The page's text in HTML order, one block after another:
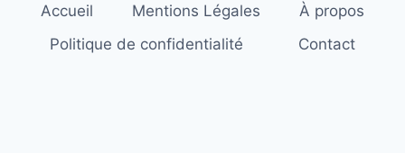
Accueil Mentions Légales
À propos
Politique de confidentialité
Contact